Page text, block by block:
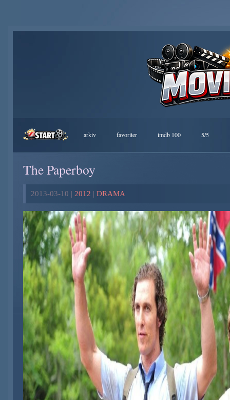
arkiv favoriter imdb 100 5/5
The Paperboy
2013-03-10 | 2012 | DRAMA